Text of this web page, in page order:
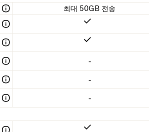
최대 50GB 전송
-
-
-